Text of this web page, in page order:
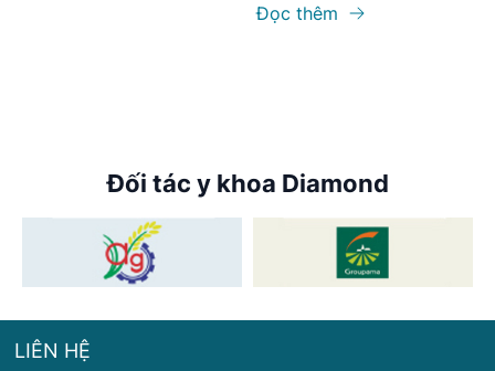
Đọc thêm
Đối tác y khoa Diamond
LIÊN HỆ